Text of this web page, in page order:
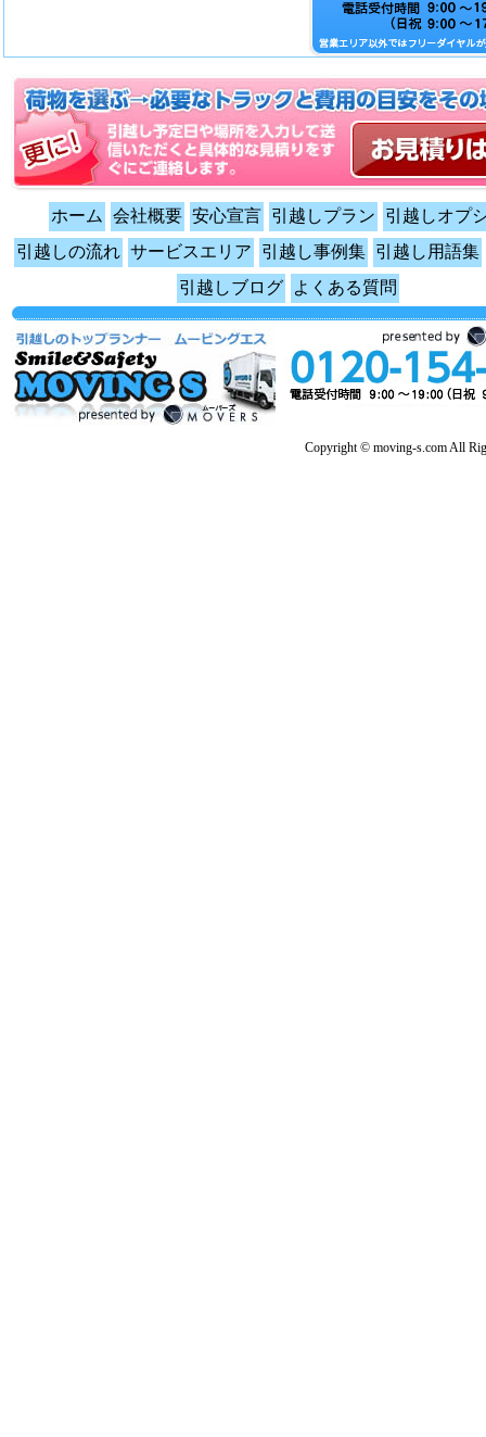
ホーム 会社概要 安心宣言 引越しプラン
引越しオプ
引越しの流れ サービスエリア 引越し事例集 引越し用語集
引越しブログ
よくある質問
Copyright © moving-s.com All